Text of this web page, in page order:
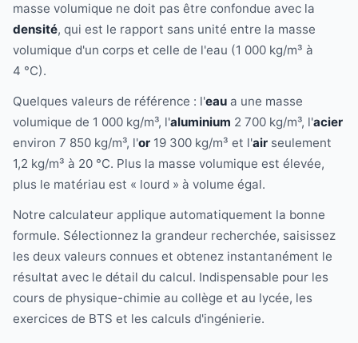
masse volumique ne doit pas être confondue avec la
densité, qui est le rapport sans unité entre la masse
volumique d'un corps et celle de l'eau (1 000 kg/m³ à
4 °C).
Quelques valeurs de référence : l'eau a une masse
volumique de 1 000 kg/m³, l'aluminium 2 700 kg/m³, l'acier
environ 7 850 kg/m³, l'or 19 300 kg/m³ et l'air seulement
1,2 kg/m³ à 20 °C. Plus la masse volumique est élevée,
plus le matériau est « lourd » à volume égal.
Notre calculateur applique automatiquement la bonne
formule. Sélectionnez la grandeur recherchée, saisissez
les deux valeurs connues et obtenez instantanément le
résultat avec le détail du calcul. Indispensable pour les
cours de physique-chimie au collège et au lycée, les
exercices de BTS et les calculs d'ingénierie.